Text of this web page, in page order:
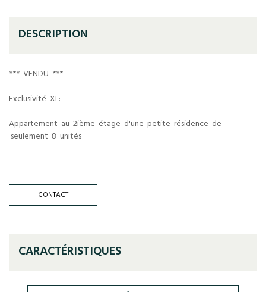
DESCRIPTION
*** VENDU ***
Exclusivité XL:
Appartement au 2ième étage d'une petite résidence de
seulement 8 unités
CONTACT
CARACTÉRISTIQUES